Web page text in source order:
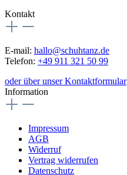
Kontakt
E-mail: hallo@schuhtanz.de
Telefon: +49 911 321 50 99
oder über unser Kontaktformular
Information
Impressum
AGB
Widerruf
Vertrag widerrufen
Datenschutz